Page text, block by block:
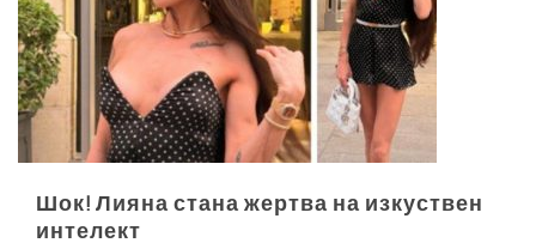
Шок! Лияна стана жертва на изкуствен
интелект